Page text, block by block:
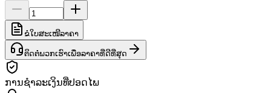
ຂໍໃບສະເໜີລາຄາ
ຕິດຕໍ່ພວກເຮົາເພື່ອລາຄາທີ່ດີທີ່ສຸດ
ການຊຳລະເງິນທີ່ປອດໄພ